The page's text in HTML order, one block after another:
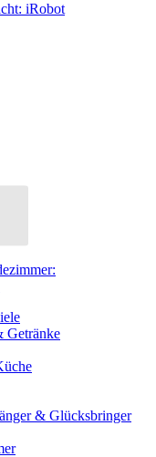
iRobot
Getränke
& Glücksbringer